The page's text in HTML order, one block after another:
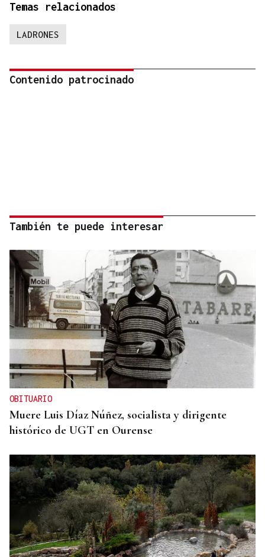
Temas relacionados
LADRONES
Contenido patrocinado
También te puede interesar
OBITUARIO
Muere Luis Díaz Núñez, socialista y dirigente
histórico de UGT en Ourense